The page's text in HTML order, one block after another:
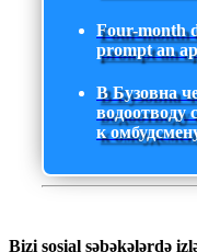
Four-month
prompt an
В Бузовна
водоотводу
к
Bizi sosial şəbəkələrdə